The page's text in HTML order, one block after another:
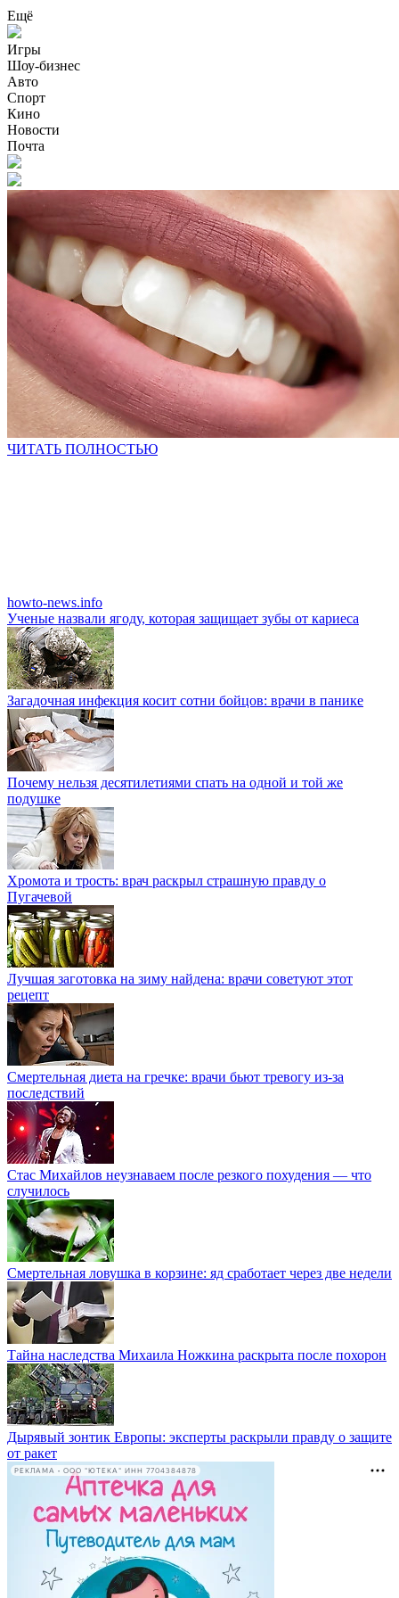
Ещё
Игры
Шоу-бизнес
Авто
Спорт
Кино
Новости
Почта
ЧИТАТЬ ПОЛНОСТЬЮ
howto-news.info
Ученые назвали ягоду, которая защищает зубы от кариеса
Загадочная инфекция косит сотни бойцов: врачи в панике
Почему нельзя десятилетиями спать на одной и той же
подушке
Хромота и трость: врач раскрыл страшную правду о
Пугачевой
Лучшая заготовка на зиму найдена: врачи советуют этот
рецепт
Смертельная диета на гречке: врачи бьют тревогу из-за
последствий
Стас Михайлов неузнаваем после резкого похудения — что
случилось
Смертельная ловушка в корзине: яд сработает через две недели
Тайна наследства Михаила Ножкина раскрыта после похорон
Дырявый зонтик Европы: эксперты раскрыли правду о защите
от ракет
РЕКЛАМА • ООО "ЮТЕКА" ИНН 7704384878